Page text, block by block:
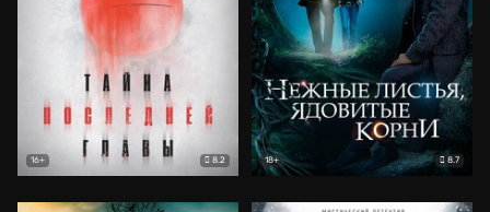
16+ 8.2 18+ 8.7